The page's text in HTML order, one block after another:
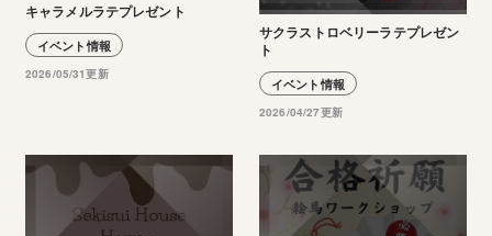
キャラメルラテプレゼント
イベント情報
2026/05/31更新
サクラストロベリーラテプレゼン
ト
イベント情報
2026/04/27更新